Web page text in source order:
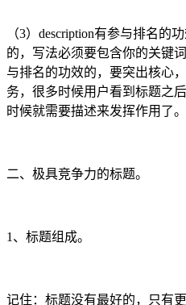
（3）description有参与排名的
的，写法必须要包含你的关键
与排名的功效的，要突出核心
务，很多时候用户看到标题之
时候就需要描述来发挥作用了
二、极具竞争力的标题。
1、标题组成。
记住：标题没有最好的，只有